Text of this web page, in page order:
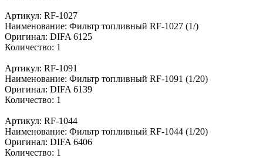
Артикул: RF-1027
Наименование: Фильтр топливный RF-1027 (1/)
Оригинал: DIFA 6125
Количество: 1
Артикул: RF-1091
Наименование: Фильтр топливный RF-1091 (1/20)
Оригинал: DIFA 6139
Количество: 1
Артикул: RF-1044
Наименование: Фильтр топливный RF-1044 (1/20)
Оригинал: DIFA 6406
Количество: 1